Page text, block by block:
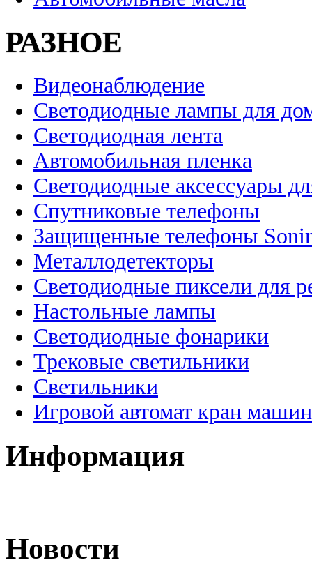
РАЗНОЕ
Видеонаблюдение
Светодиодные лампы для
Светодиодная лента
Автомобильная пленка
Светодиодные аксессуары
Спутниковые телефоны
Защищенные телефоны
Металлодетекторы
Светодиодные пиксели для
Настольные лампы
Светодиодные фонарики
Трековые светильники
Светильники
Игровой автомат кран
Информация
Новости